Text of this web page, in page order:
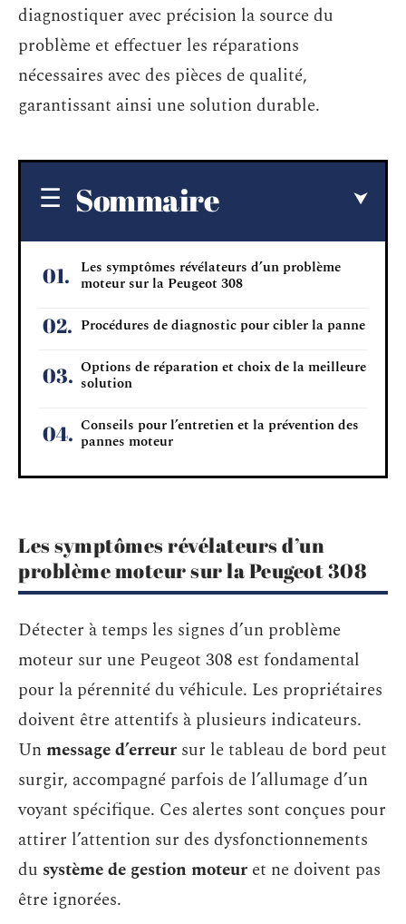
diagnostiquer avec précision la source du
problème et effectuer les réparations
nécessaires avec des pièces de qualité,
garantissant ainsi une solution durable.
Sommaire
Les symptômes révélateurs d’un problème
moteur sur la Peugeot 308
Procédures de diagnostic pour cibler la panne
Options de réparation et choix de la meilleure
solution
Conseils pour l’entretien et la prévention des
pannes moteur
Les symptômes révélateurs d’un
problème moteur sur la Peugeot 308
Détecter à temps les signes d’un problème
moteur sur une Peugeot 308 est fondamental
pour la pérennité du véhicule. Les propriétaires
doivent être attentifs à plusieurs indicateurs.
Unmessage d’erreur sur le tableau de bord peut
surgir, accompagné parfois de l’allumage d’un
voyant spécifique. Ces alertes sont conçues pour
attirer l’attention sur des dysfonctionnements
du système de gestion moteur et ne doivent pas
être ignorées.